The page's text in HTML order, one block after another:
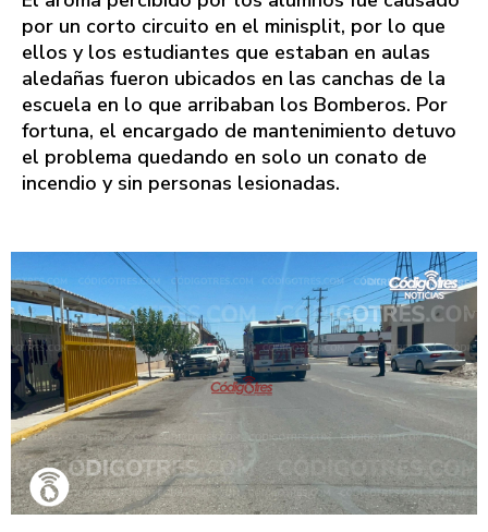
por un corto circuito en el minisplit, por lo que
ellos y los estudiantes que estaban en aulas
aledañas fueron ubicados en las canchas de la
escuela en lo que arribaban los Bomberos. Por
fortuna, el encargado de mantenimiento detuvo
el problema quedando en solo un conato de
incendio y sin personas lesionadas.